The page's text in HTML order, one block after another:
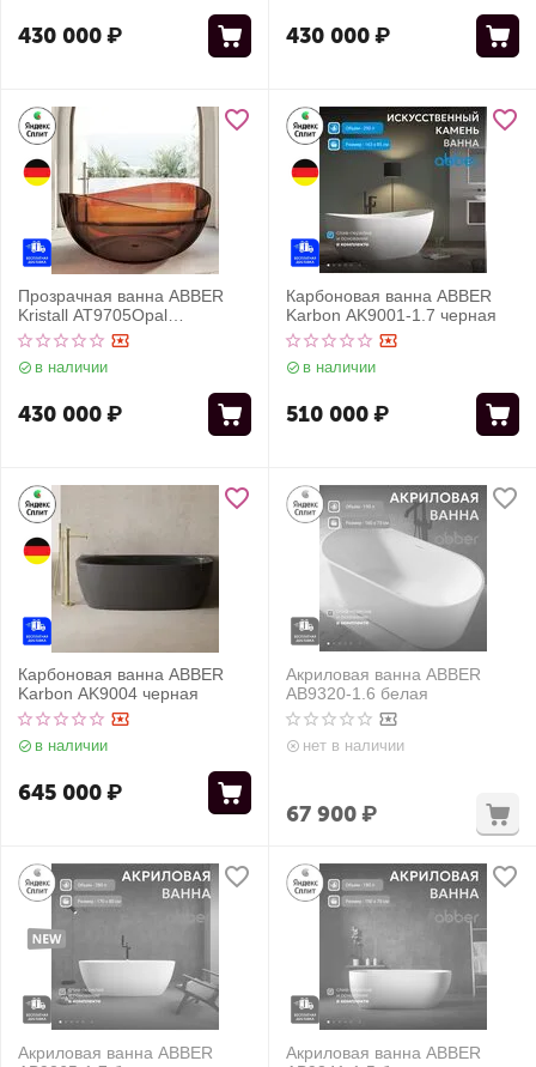
430 000₽ 430 000₽
Прозрачная ванна ABBER
Kristall AT9705Opal
коричневая
в наличии
430 000₽
Карбоновая ванна ABBER
Karbon AK9001-1.7 черная
в наличии
510 000₽
Карбоновая ванна ABBER
Karbon AK9004 черная
в наличии
645 000₽
Акриловая ванна ABBER
AB9320-1.6 белая
нет в наличии
67 900₽
Акриловая ванна ABBER
Акриловая ванна ABBER